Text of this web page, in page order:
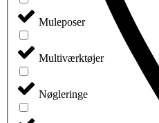
Muleposer
Multiværktøjer
Nøgleringe